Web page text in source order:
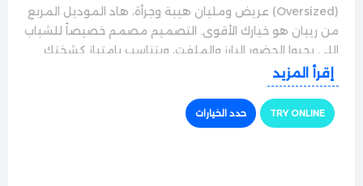
(Oversized) عريض ومليان هيبة وجرأة، هاد الموديل المربع
من ريبان هو خيارك الأقوى. التصميم مصمم خصيصاً للشباب
اللي بحبوا الحضور البارز والملفت، وبتناسب بامتياز كشختك
اليومية، شغلك، وسواقتك ببرستيج لا يقاوم.
الجودة والراحة
النظارة بتيجي بإطار كامل عريض ومتين جداً، مصنوع من
إقرأ المزيد
TRY ONLINE حدد الخيارات